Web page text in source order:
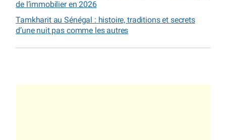
de l’immobilier en 2026
Tamkharit au Sénégal : histoire, traditions et secrets
d’une nuit pas comme les autres